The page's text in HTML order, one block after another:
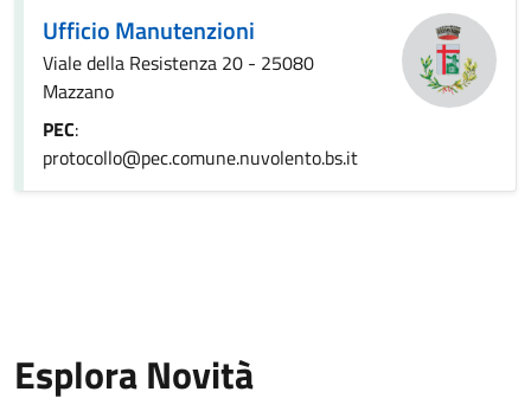
Ufficio Manutenzioni
Viale della Resistenza 20 - 25080
Mazzano
PEC:
protocollo@pec.comune.nuvolento.bs.it
Esplora Novità